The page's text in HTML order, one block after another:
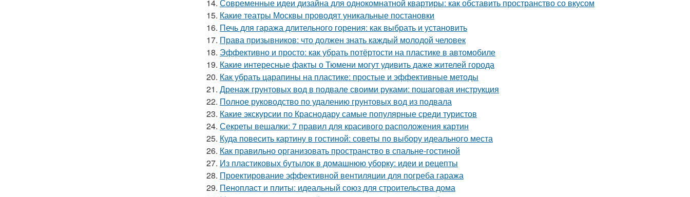
14. Современные идеи дизайна для однокомнатной квартиры: как обставить пространство со вкусом
15. Какие театры Москвы проводят уникальные постановки
16. Печь для гаража длительного горения: как выбрать и установить
17. Права призывников: что должен знать каждый молодой человек
18. Эффективно и просто: как убрать потёртости на пластике в автомобиле
19. Какие интересные факты о Тюмени могут удивить даже жителей города
20. Как убрать царапины на пластике: простые и эффективные методы
21. Дренаж грунтовых вод в подвале своими руками: пошаговая инструкция
22. Полное руководство по удалению грунтовых вод из подвала
23. Какие экскурсии по Краснодару самые популярные среди туристов
24. Секреты вешалки: 7 правил для красивого расположения картин
25. Куда повесить картину в гостиной: советы по выбору идеального места
26. Как правильно организовать пространство в спальне-гостиной
27. Из пластиковых бутылок в домашнюю уборку: идеи и рецепты
28. Проектирование эффективной вентиляции для погреба гаража
29. Пенопласт и плиты: идеальный союз для строительства дома